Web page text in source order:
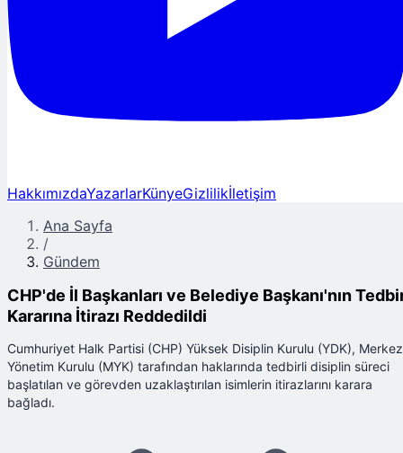
HakkımızdaYazarlarKünyeGizlilikİletişim
Ana Sayfa
/
Gündem
CHP'de İl Başkanları ve Belediye Başkanı'nın
Kararına İtirazı Reddedildi
Cumhuriyet Halk Partisi (CHP) Yüksek Disiplin Kurulu (YDK), Merkez
Yönetim Kurulu (MYK) tarafından haklarında tedbirli disiplin süreci
başlatılan ve görevden uzaklaştırılan isimlerin itirazlarını karara
bağladı.